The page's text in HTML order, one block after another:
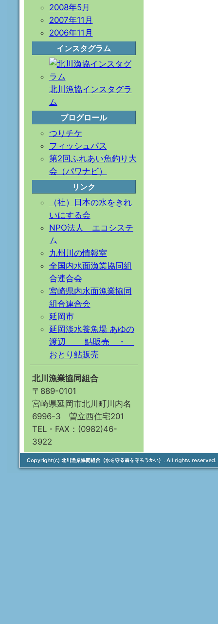
2008年5月
2007年11月
2006年11月
インスタグラム
北川漁協インスタグラ
ム
ブログロール
つりチケ
フィッシュパス
第2回ふれあい魚釣り大
会（パワナビ）
リンク
（社）日本の水をきれ
いにする会
NPO法人 エコシステ
ム
九州川の情報室
全国内水面漁業協同組
合連合会
宮崎県内水面漁業協同
組合連合会
延岡市
延岡淡水養魚場 あゆの
渡辺 鮎販売 ・
おとり鮎販売
北川漁業協同組合
〒889-0101
宮崎県延岡市北川町川内名
6996-3 曽立西住宅201
TEL・FAX：(0982)46-
3922